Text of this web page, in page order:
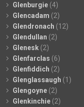
Glenburgie (4)
Glencadam (2)
Glendronach (12)
Glendullan (2)
Glenesk (2)
Glenfarclas (6)
Glenfiddich (2)
Glenglassaugh (1)
Glengoyne (2)
Glenkinchie (2)